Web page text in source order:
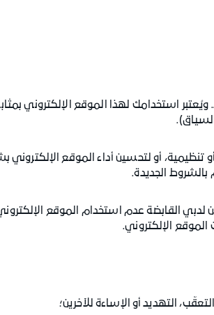
استخدامك لهذا الموقع الإلكتروني
تنظيمية، أو لتحسين أداء الموقع الإلكتروني
بالشروط الجديدة.
لدبي القابضة عدم استخدام الموقع
الإلكتروني.
التهديد أو الإساءة للآخرين؛